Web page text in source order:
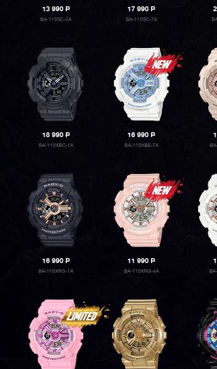
13 990P
BA-110SC-2A
17 990P
BA-110SC-7A
18 990P
BA-110XBC-1A
16 990P
BA-110XBE-7A
16 990P
BA-110XRG-1A
11 990P
BA-110XRG-4A